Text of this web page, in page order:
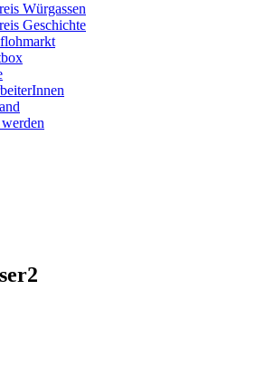
Würgassen
Geschichte